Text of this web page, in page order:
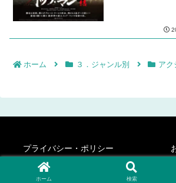
ホーム ３．ジャンル別 アク
プライバシー・ポリシー
© 2020-2026 シネフィリー・ステ
ホーム 検索